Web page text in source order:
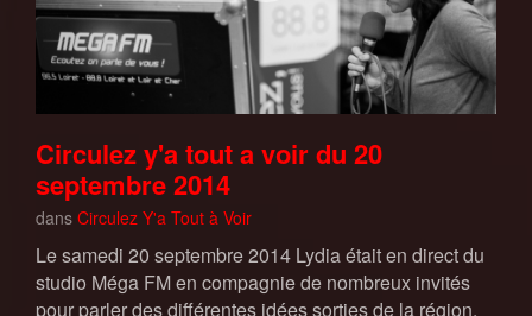
Circulez y'a tout a voir du 20
septembre 2014
dans Circulez Y'a Tout à Voir
Le samedi 20 septembre 2014 Lydia était en direct du
studio Méga FM en compagnie de nombreux invités
pour parler des différentes idées sorties de la région.